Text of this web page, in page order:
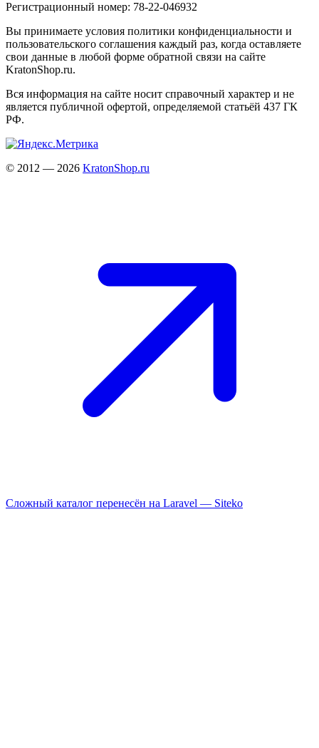
Регистрационный номер: 78-22-046932
Вы принимаете условия политики конфиденциальности и
пользовательского соглашения каждый раз, когда оставляете
свои данные в любой форме обратной связи на сайте
KratonShop.ru.
Вся информация на сайте носит справочный характер и не
является публичной офертой, определяемой статьёй 437 ГК
РФ.
© 2012 — 2026 KratonShop.ru
Сложный каталог перенесён на Laravel — Siteko